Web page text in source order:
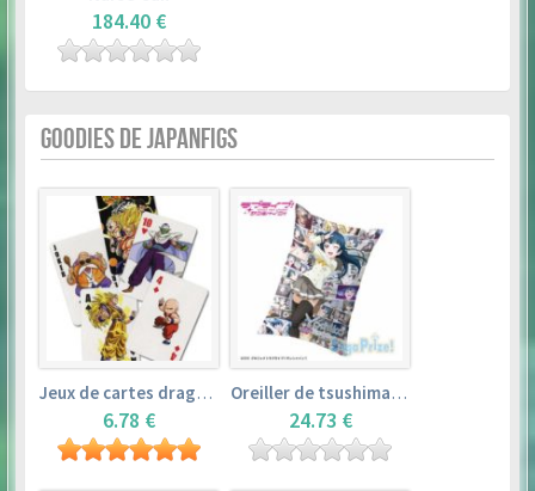
184.40 €
GOODIES DE JAPANFIGS
Jeux de cartes dragon ball
6.78 €
Oreiller de tsushima yoshiko (35cm×53cm) – love live! sunshine!!
24.73 €